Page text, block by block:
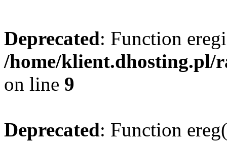
Deprecated: Function
/home/klient.dhosting.pl/
on line 9
Deprecated: Function